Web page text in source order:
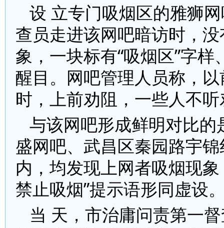
设 立专门吸烟区的雅狮
查员走进该网吧暗访时，
象，一块标有“吸烟区”字
醒目。网吧管理人员称，
时，上前劝阻，一些人不
与该网吧形成鲜明对比
盛网吧、武昌区秦园路宇
内，均发现上网者吸烟现
禁止吸烟”提示语形同虚设
当 天，市治庸问责第一